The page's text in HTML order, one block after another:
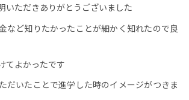
いただきありがとうございました
など知りたかったことが細かく知れたので良
てよかったです
だいたことで進学した時のイメージがつきま